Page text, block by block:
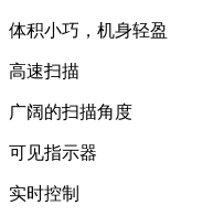
体积小巧，机身轻盈
高速扫描
广阔的扫描角度
可见指示器
实时控制